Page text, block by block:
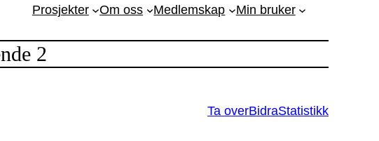
Prosjekter Om oss Medlemskap Min bruker
2
Ta overBidraStatistikk